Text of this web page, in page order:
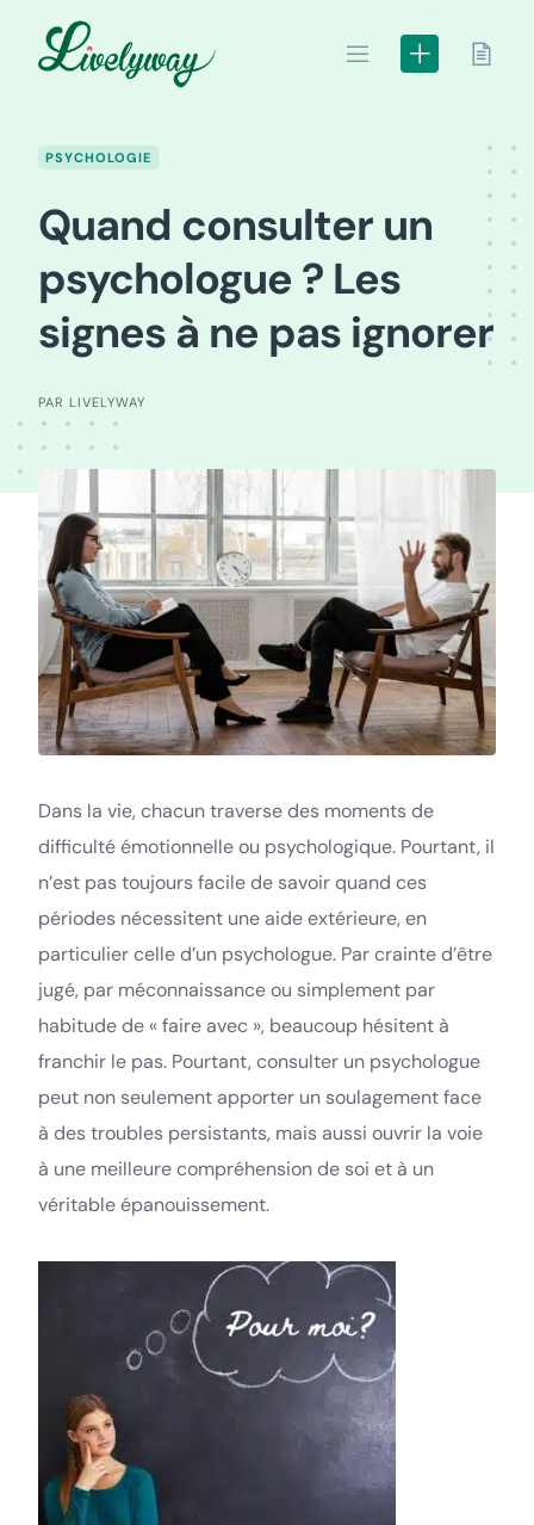
content
PSYCHOLOGIE
Quand consulter un
psychologue ? Les
signes à ne pas ignorer
PAR LIVELYWAY
Dans la vie, chacun traverse des moments de
difficulté émotionnelle ou psychologique. Pourtant, il
n’est pas toujours facile de savoir quand ces
périodes nécessitent une aide extérieure, en
particulier celle d’un psychologue. Par crainte d’être
jugé, par méconnaissance ou simplement par
habitude de « faire avec », beaucoup hésitent à
franchir le pas. Pourtant, consulter un psychologue
peut non seulement apporter un soulagement face
à des troubles persistants, mais aussi ouvrir la voie
à une meilleure compréhension de soi et à un
véritable épanouissement.